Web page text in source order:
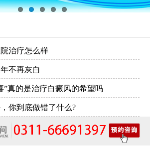
治疗怎么样
不再灰白
”真的是治疗白癜风的希望吗
你到底做错了什么?